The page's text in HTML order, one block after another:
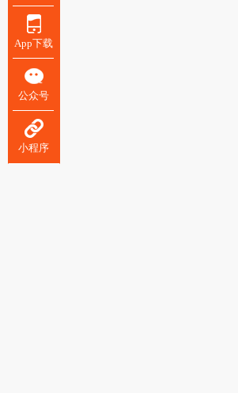
App下载
公众号
小程序